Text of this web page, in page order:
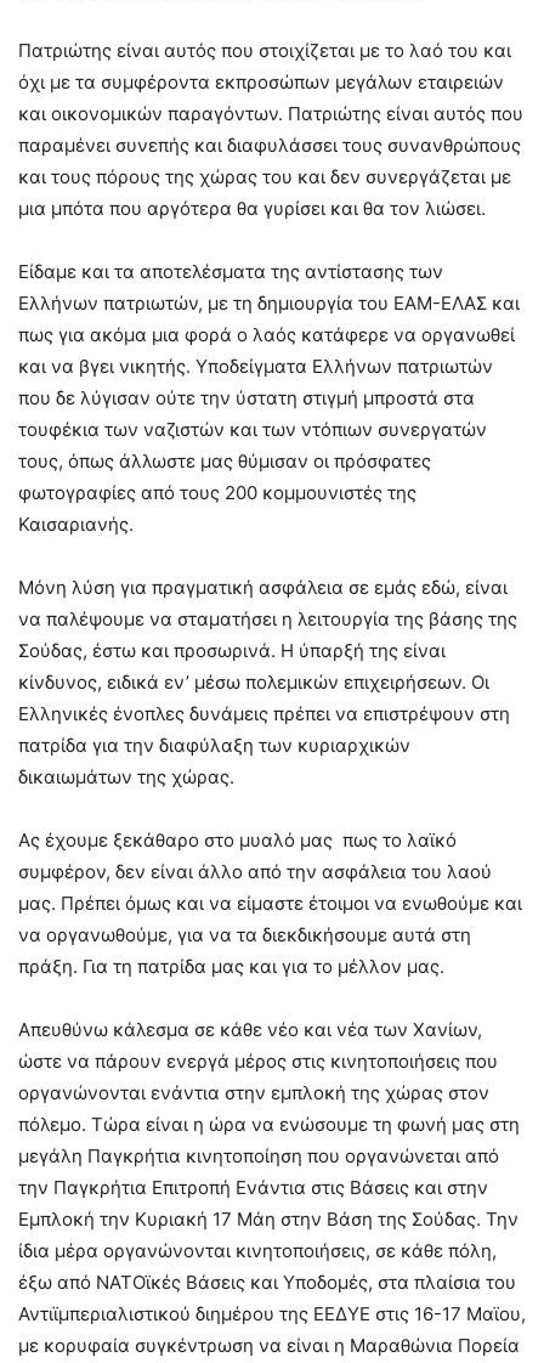
Πατριώτης είναι αυτός που στοιχίζεται με το λαό του και
όχι με τα συμφέροντα εκπροσώπων μεγάλων εταιρειών
και οικονομικών παραγόντων. Πατριώτης είναι αυτός που
παραμένει συνεπής και διαφυλάσσει τους συνανθρώπους
και τους πόρους της χώρας του και δεν συνεργάζεται με
μια μπότα που αργότερα θα γυρίσει και θα τον λιώσει.
Είδαμε και τα αποτελέσματα της αντίστασης των
Ελλήνων πατριωτών, με τη δημιουργία του ΕΑΜ-ΕΛΑΣ και
πως για ακόμα μια φορά ο λαός κατάφερε να οργανωθεί
και να βγει νικητής. Υποδείγματα Ελλήνων πατριωτών
που δε λύγισαν ούτε την ύστατη στιγμή μπροστά στα
τουφέκια των ναζιστών και των ντόπιων συνεργατών
τους, όπως άλλωστε μας θύμισαν οι πρόσφατες
φωτογραφίες από τους 200 κομμουνιστές της
Καισαριανής.
Μόνη λύση για πραγματική ασφάλεια σε εμάς εδώ, είναι
να παλέψουμε να σταματήσει η λειτουργία της βάσης της
Σούδας, έστω και προσωρινά. Η ύπαρξή της είναι
κίνδυνος, ειδικά εν’ μέσω πολεμικών επιχειρήσεων. Οι
Ελληνικές ένοπλες δυνάμεις πρέπει να επιστρέψουν στη
πατρίδα για την διαφύλαξη των κυριαρχικών
δικαιωμάτων της χώρας.
Ας έχουμε ξεκάθαρο στο μυαλό μας πως το λαϊκό
συμφέρον, δεν είναι άλλο από την ασφάλεια του λαού
μας. Πρέπει όμως και να είμαστε έτοιμοι να ενωθούμε και
να οργανωθούμε, για να τα διεκδικήσουμε αυτά στη
πράξη. Για τη πατρίδα μας και για το μέλλον μας.
Απευθύνω κάλεσμα σε κάθε νέο και νέα των Χανίων,
ώστε να πάρουν ενεργά μέρος στις κινητοποιήσεις που
οργανώνονται ενάντια στην εμπλοκή της χώρας στον
πόλεμο. Τώρα είναι η ώρα να ενώσουμε τη φωνή μας στη
μεγάλη Παγκρήτια κινητοποίηση που οργανώνεται από
την Παγκρήτια Επιτροπή Ενάντια στις Βάσεις και στην
Εμπλοκή την Κυριακή 17 Μάη στην Βάση της Σούδας. Την
ίδια μέρα οργανώνονται κινητοποιήσεις, σε κάθε πόλη,
έξω από ΝΑΤΟϊκές Βάσεις και Υποδομές, στα πλαίσια του
Αντιϊμπεριαλιστικού διημέρου της ΕΕΔΥΕ στις 16-17 Μαϊου,
με κορυφαία συγκέντρωση να είναι η Μαραθώνια Πορεία